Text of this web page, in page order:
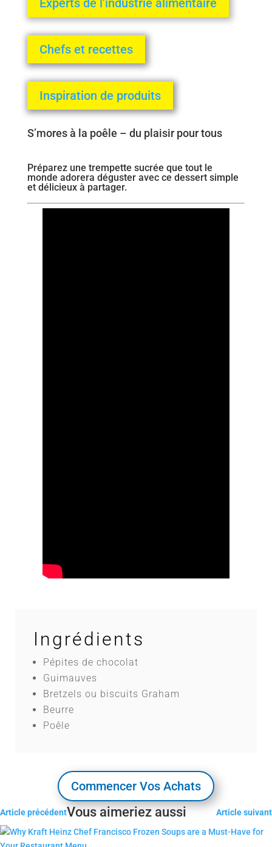
Chefs et recettes
Inspiration de produits
S’mores à la poêle – du plaisir pour tous
Préparez une trempette sucrée que tout le
monde adorera déguster avec ce dessert simple
et délicieux à partager.
Ingrédients
Pépites de chocolat
Guimauves
Bretzels ou biscuits Graham
Beurre
Poêle
Commencer Vos Achats
Article précédent Article suivant
Vous aimeriez aussi